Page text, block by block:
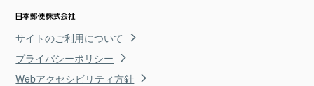
サイトのご利用について
プライバシーポリシー
Webアクセシビリティ方針